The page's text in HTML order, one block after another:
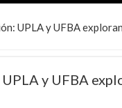
UPLA y UFBA
y UFBA